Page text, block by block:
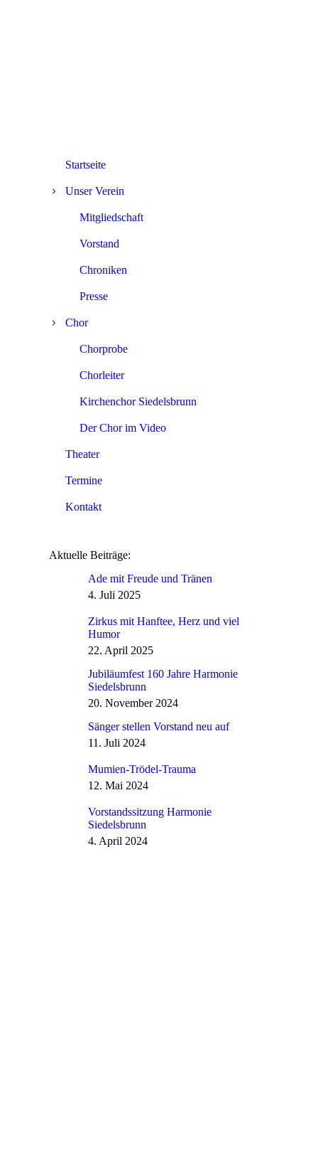
Startseite
Unser Verein
Mitgliedschaft
Vorstand
Chroniken
Presse
Chor
Chorprobe
Chorleiter
Kirchenchor Siedelsbrunn
Der Chor im Video
Theater
Termine
Kontakt
Aktuelle Beiträge:
Ade mit Freude und Tränen
4. Juli 2025
Zirkus mit Hanftee, Herz und viel
Humor
22. April 2025
Jubiläumfest 160 Jahre Harmonie
Siedelsbrunn
20. November 2024
Sänger stellen Vorstand neu auf
11. Juli 2024
Mumien-Trödel-Trauma
12. Mai 2024
Vorstandssitzung Harmonie
Siedelsbrunn
4. April 2024